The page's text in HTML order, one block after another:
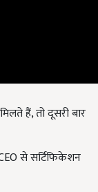
हैं, तो दूसरी बार
से सर्टिफिकेशन